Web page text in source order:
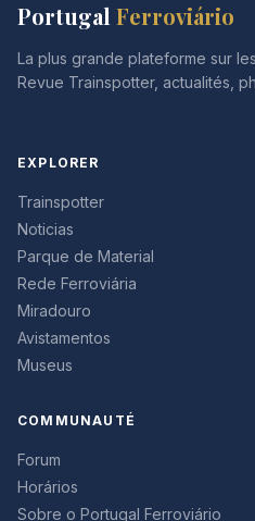
Portugal Ferroviário
La plus grande plateforme sur
Revue Trainspotter, actualités,
EXPLORER
Trainspotter
Noticias
Parque de Material
Rede Ferroviária
Miradouro
Avistamentos
Museus
COMMUNAUTÉ
Forum
Horários
Sobre o Portugal Ferroviário